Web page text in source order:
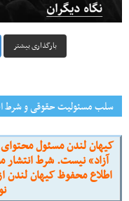
بارگذاری بیشتر
سلب مسئولیت حقوقی و شرط
کیهان لندن مسئول
آزاد» نیست. شرط انتشار
اطلاع محفوظ کیهان